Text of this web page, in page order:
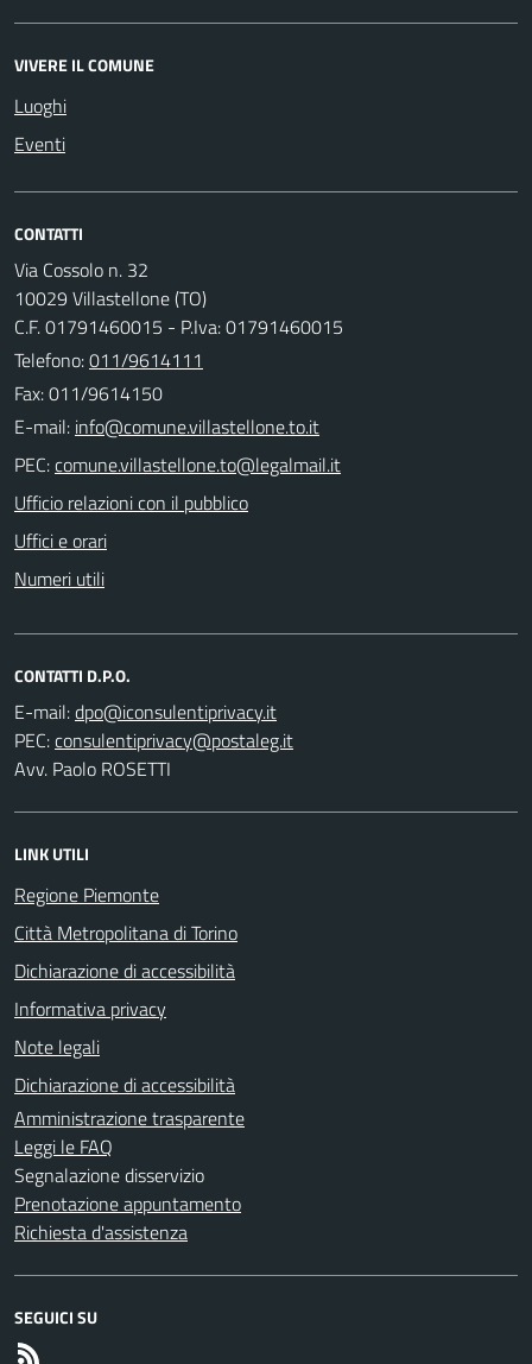
VIVERE IL COMUNE
Luoghi
Eventi
CONTATTI
Via Cossolo n. 32
10029 Villastellone (TO)
C.F. 01791460015 - P.Iva: 01791460015
Telefono:011/9614111
Fax: 011/9614150
E-mail:
PEC:
Ufficio relazioni con il pubblico
Uffici e orari
Numeri utili
CONTATTI D.P.O.
E-mail:
PEC:
Avv. Paolo ROSETTI
LINK UTILI
Regione Piemonte
Città Metropolitana di Torino
Dichiarazione di accessibilità
Informativa privacy
Note legali
Dichiarazione di accessibilità
Amministrazione trasparente
Leggi le FAQ
Segnalazione disservizio
Prenotazione appuntamento
Richiesta d'assistenza
SEGUICI SU